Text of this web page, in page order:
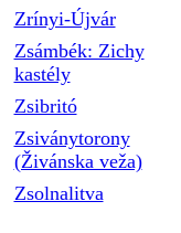
Zrínyi-Újvár
Zsámbék: Zichy
kastély
Zsibritó
Zsiványtorony
(Živánska veža)
Zsolnalitva